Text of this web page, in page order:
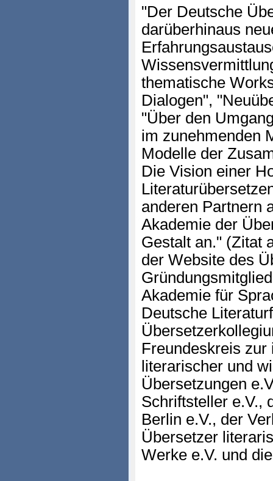
"Der Deutsche
darüberhinaus
thematische
Dialogen",
"Über den
im zunehmenden
Modelle der
Die Vision einer
anderen Partnern
Akademie der
Gestalt an." (Zitat
der Website des
Akademie für
Deutsche
Freundeskreis zur
literarischer und
Übersetzungen
Schriftsteller e.V.,
Berlin e.V., der
Übersetzer
Werke e.V. und